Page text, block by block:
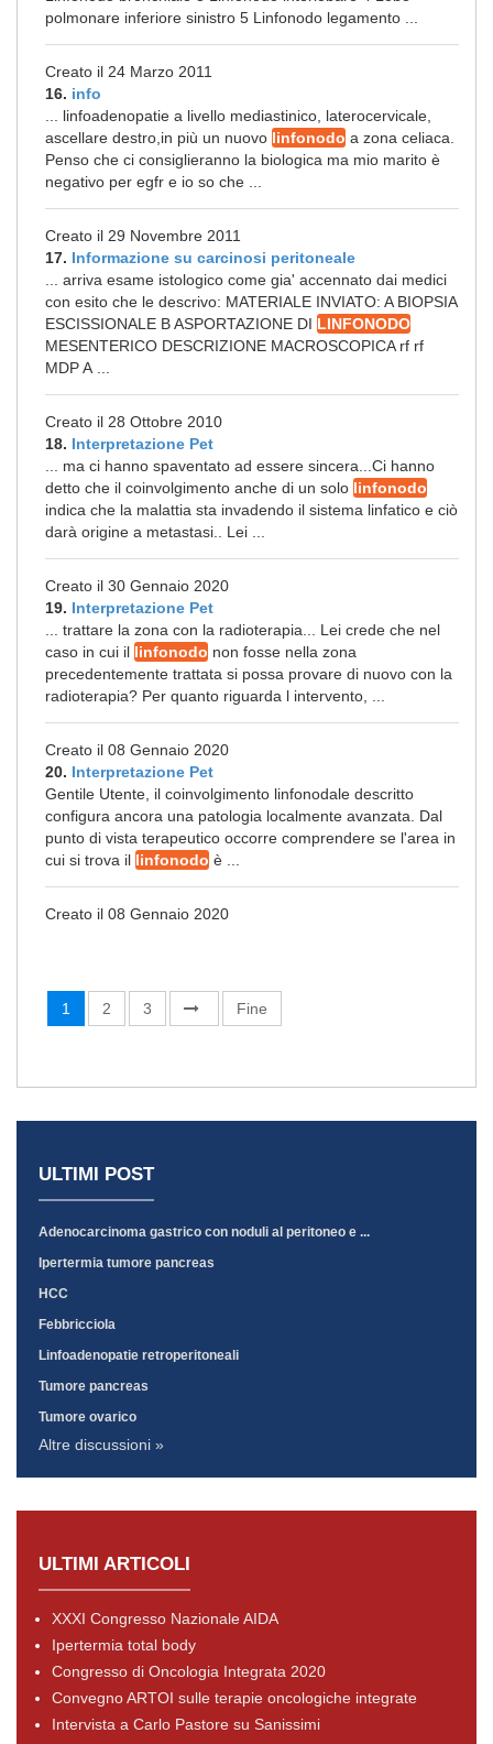
polmonare inferiore sinistro 5 Linfonodo legamento ...
Creato il 24 Marzo 2011
16. info
... linfoadenopatie a livello mediastinico, laterocervicale,
ascellare destro,in più un nuovo linfonodo a zona celiaca.
Penso che ci consiglieranno la biologica ma mio marito è
negativo per egfr e io so che ...
Creato il 29 Novembre 2011
17. Informazione su carcinosi peritoneale
... arriva esame istologico come gia' accennato dai medici
con esito che le descrivo: MATERIALE INVIATO: A BIOPSIA
ESCISSIONALE B ASPORTAZIONE DI LINFONODO
MESENTERICO DESCRIZIONE MACROSCOPICA rf rf
MDP A ...
Creato il 28 Ottobre 2010
18. Interpretazione Pet
... ma ci hanno spaventato ad essere sincera...Ci hanno
detto che il coinvolgimento anche di un solo linfonodo
indica che la malattia sta invadendo il sistema linfatico e ciò
darà origine a metastasi.. Lei ...
Creato il 30 Gennaio 2020
19. Interpretazione Pet
... trattare la zona con la radioterapia... Lei crede che nel
caso in cui il linfonodo non fosse nella zona
precedentemente trattata si possa provare di nuovo con la
radioterapia? Per quanto riguarda l intervento, ...
Creato il 08 Gennaio 2020
20. Interpretazione Pet
Gentile Utente, il coinvolgimento linfonodale descritto
configura ancora una patologia localmente avanzata. Dal
punto di vista terapeutico occorre comprendere se l'area in
cui si trova il linfonodo è ...
Creato il 08 Gennaio 2020
1 2 3 Fine
ULTIMI POST
Adenocarcinoma gastrico con noduli al peritoneo e ...
Ipertermia tumore pancreas
HCC
Febbricciola
Linfoadenopatie retroperitoneali
Tumore pancreas
Tumore ovarico
Altre discussioni »
ULTIMI ARTICOLI
XXXI Congresso Nazionale AIDA
Ipertermia total body
Congresso di Oncologia Integrata 2020
Convegno ARTOI sulle terapie oncologiche integrate
Intervista a Carlo Pastore su Sanissimi